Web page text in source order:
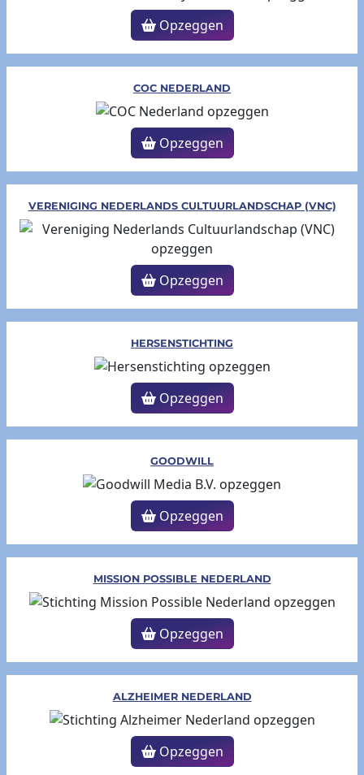
Opzeggen
COC NEDERLAND
Opzeggen
VERENIGING NEDERLANDS CULTUURLANDSCHAP (VNC)
Opzeggen
HERSENSTICHTING
Opzeggen
GOODWILL
Opzeggen
MISSION POSSIBLE NEDERLAND
Opzeggen
ALZHEIMER NEDERLAND
Opzeggen